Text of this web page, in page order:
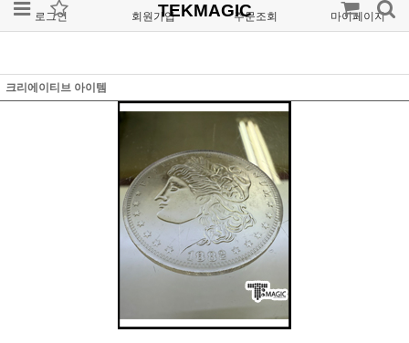
로그인 회원가입 주문조회 마이페이지
TEKMAGIC
크리에이티브 아이템